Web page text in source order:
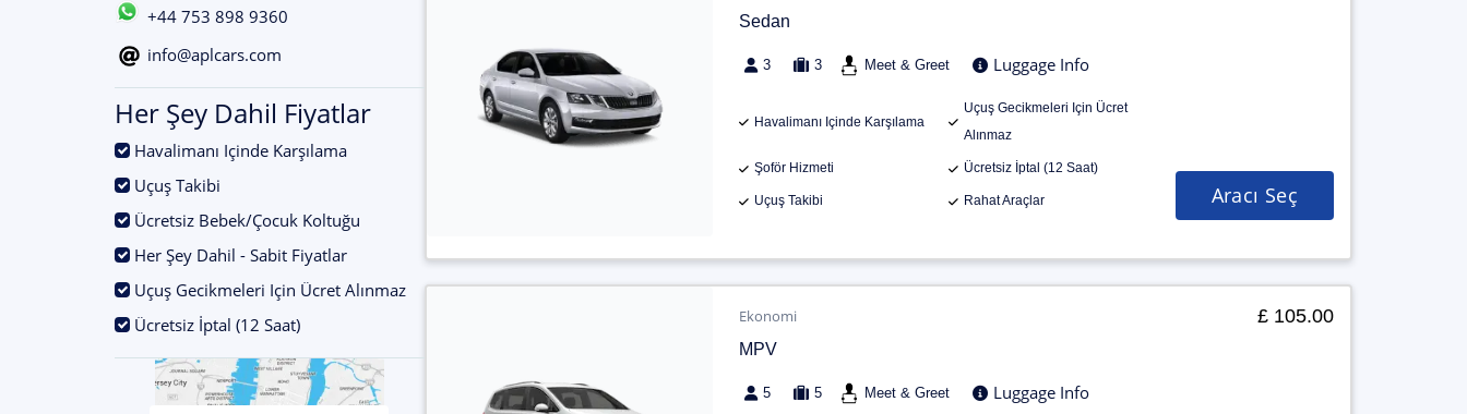
+44 753 898 9360
info@aplcars.com
Her Şey Dahil Fiyatlar
Havalimanı Içinde Karşılama
Uçuş Takibi
Ücretsiz Bebek/Çocuk Koltuğu
Her Şey Dahil - Sabit Fiyatlar
Uçuş Gecikmeleri Için Ücret Alınmaz
Ücretsiz İptal (12 Saat)
Sedan
3 3 Meet & Greet Luggage Info
Havalimanı Içinde Karşılama
Uçuş Gecikmeleri Için Ücret
Alınmaz
Şoför Hizmeti Ücretsiz İptal (12 Saat)
Uçuş Takibi Rahat Araçlar Aracı Seç
Ekonomi
MPV
5 5 Meet & Greet Luggage Info
£ 105.00